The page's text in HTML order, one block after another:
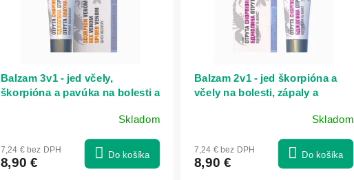
Balzam 3v1 - jed včely,
škorpióna a pavúka na bolesti a
Skladom
7,24 € bez DPH
8,90 € Do košíka
Balzam 2v1 - jed škorpióna a
včely na bolesti, zápaly a
Skladom
7,24 € bez DPH
8,90 € Do košíka